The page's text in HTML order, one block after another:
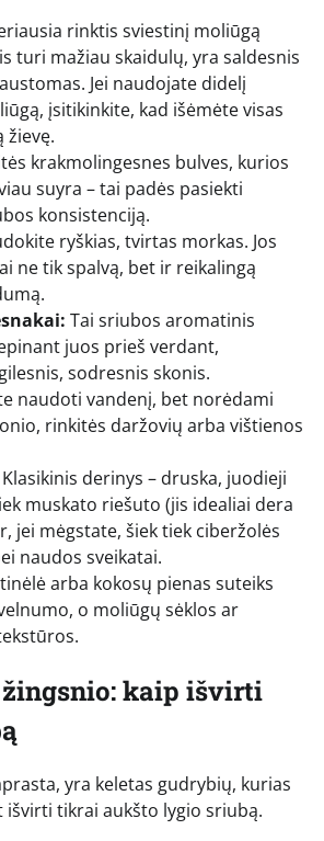
rinktis sviestinį moliūgą
turi mažiau skaidulų, yra saldesnis
Jei naudojate didelį
įsitikinkite, kad išėmėte visas
žievę.
krakmolingesnes bulves, kurios
suyra – tai padės pasiekti
konsistenciją.
ryškias, tvirtas morkas. Jos
ne tik spalvą, bet ir reikalingą
Tai sriubos aromatinis
juos prieš verdant,
sodresnis skonis.
naudoti vandenį, bet norėdami
rinkitės daržovių arba vištienos
Klasikinis derinys – druska, juodieji
muskato riešuto (jis idealiai dera
jei mėgstate, šiek tiek ciberžolės
naudos sveikatai.
arba kokosų pienas suteiks
o moliūgų sėklos ar
kaip išvirti
yra keletas gudrybių, kurias
tikrai aukšto lygio sriubą.